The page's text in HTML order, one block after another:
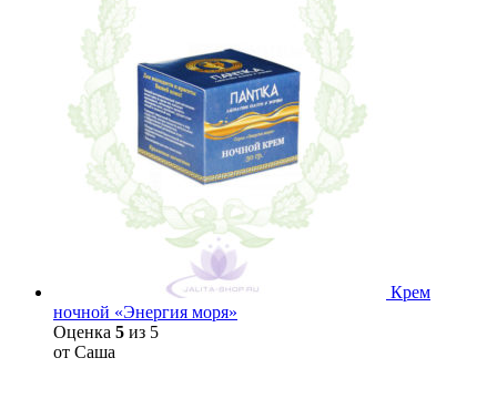
Крем
ночной «Энергия моря»
Оценка 5 из 5
от Саша